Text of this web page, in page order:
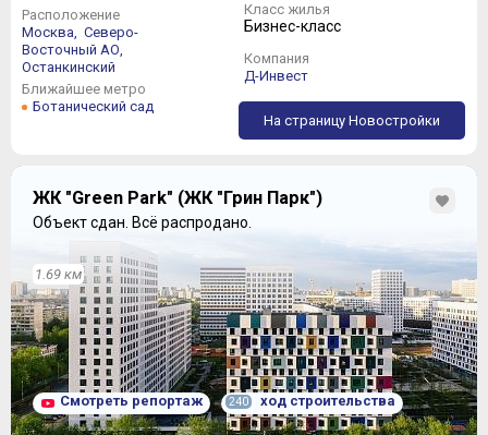
Расположение
Москва, Северо-
Восточный АО,
Останкинский
Ближайшее метро
Ботанический сад
Класс жилья
Бизнес-класс
Компания
Д-Инвест
На страницу Новостройки
ЖК "Green Park" (ЖК "Грин Парк")
Объект сдан. Всё распродано.
1.69 км
Смотреть репортаж 240 ход строительства